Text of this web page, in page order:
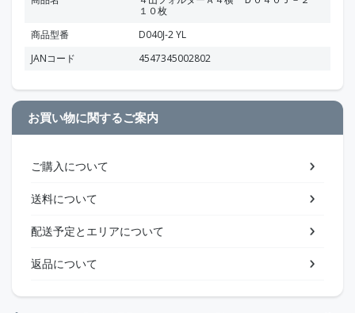
１０枚
商品型番
D040J-2 YL
JANコード
4547345002802
お買い物に関するご案内
ご購入について
送料について
配送予定とエリアについて
返品について